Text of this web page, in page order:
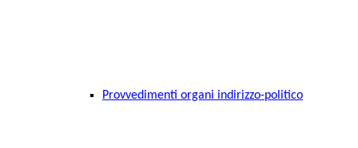
Provvedimenti organi indirizzo-politico